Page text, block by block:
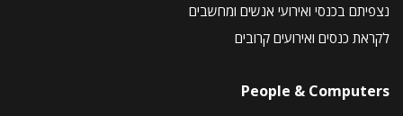
נצפיתם בכנסי ואירועי אנשים ומחשבים
לקראת כנסים ואירועים קרובים
People & Computers